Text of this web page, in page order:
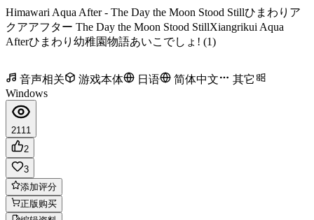
Himawari Aqua After - The Day the Moon Stood Stillひまわりア
クアアフター The Day the Moon Stood StillXiangrikui Aqua
Afterひまわり幼稚園物語あいこでしょ! (1)
音声相关 游戏本体 日语 简体中文
其它
Windows
2111
2
3
添加评分
正版购买